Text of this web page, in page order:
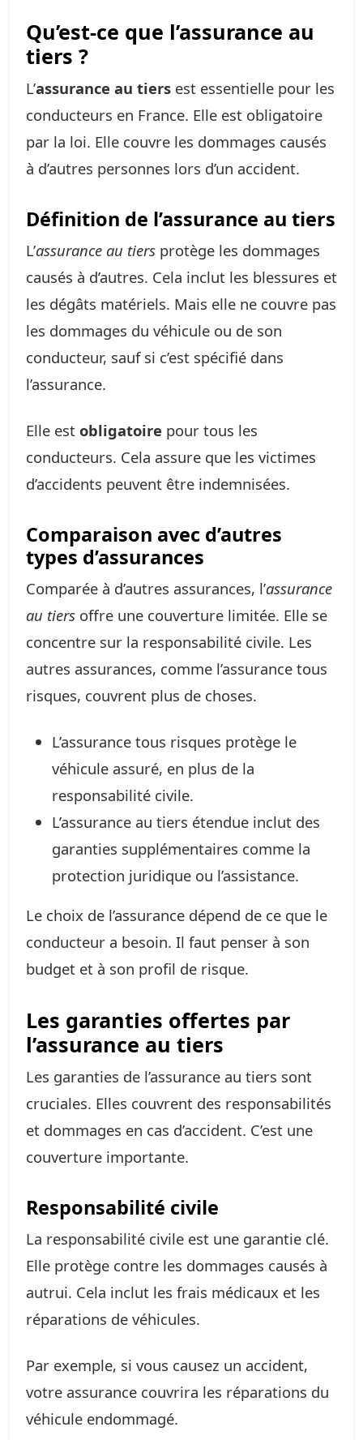
Qu’est-ce que l’assurance au
tiers ?
L’assurance au tiers est essentielle pour les
conducteurs en France. Elle est obligatoire
par la loi. Elle couvre les dommages causés
à d’autres personnes lors d’un accident.
Définition de l’assurance au tiers
L’assurance au tiers protège les dommages
causés à d’autres. Cela inclut les blessures et
les dégâts matériels. Mais elle ne couvre pas
les dommages du véhicule ou de son
conducteur, sauf si c’est spécifié dans
l’assurance.
Elle est obligatoire pour tous les
conducteurs. Cela assure que les victimes
d’accidents peuvent être indemnisées.
Comparaison avec d’autres
types d’assurances
Comparée à d’autres assurances, l’assurance
au tiers offre une couverture limitée. Elle se
concentre sur la responsabilité civile. Les
autres assurances, comme l’assurance tous
risques, couvrent plus de choses.
L’assurance tous risques protège le
véhicule assuré, en plus de la
responsabilité civile.
L’assurance au tiers étendue inclut des
garanties supplémentaires comme la
protection juridique ou l’assistance.
Le choix de l’assurance dépend de ce que le
conducteur a besoin. Il faut penser à son
budget et à son profil de risque.
Les garanties offertes par
l’assurance au tiers
Les garanties de l’assurance au tiers sont
cruciales. Elles couvrent des responsabilités
et dommages en cas d’accident. C’est une
couverture importante.
Responsabilité civile
La responsabilité civile est une garantie clé.
Elle protège contre les dommages causés à
autrui. Cela inclut les frais médicaux et les
réparations de véhicules.
Par exemple, si vous causez un accident,
votre assurance couvrira les réparations du
véhicule endommagé.